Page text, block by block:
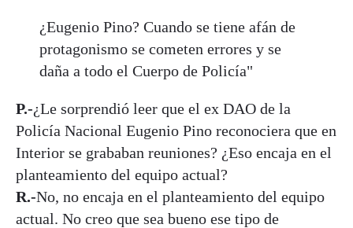
¿Eugenio Pino? Cuando se tiene afán de
protagonismo se cometen errores y se
daña a todo el Cuerpo de Policía"
P.-¿Le sorprendió leer que el ex DAO de la
Policía Nacional Eugenio Pino reconociera que en
Interior se grababan reuniones? ¿Eso encaja en el
planteamiento del equipo actual?
R.-No, no encaja en el planteamiento del equipo
actual. No creo que sea bueno ese tipo de